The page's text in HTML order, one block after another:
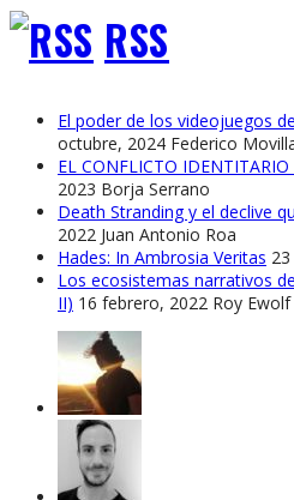
RSS
El poder de los videojuegos
octubre, 2024 Federico
EL CONFLICTO IDENTITARIO
2023 Borja Serrano
Death Stranding y el declive
2022 Juan Antonio Roa
Hades: In Ambrosia Veritas
Los ecosistemas narrativos
II) 16 febrero, 2022 Roy Ewolf